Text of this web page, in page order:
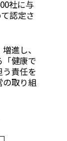
社に与
認定さ
進し、
健康で
責任を
取り組